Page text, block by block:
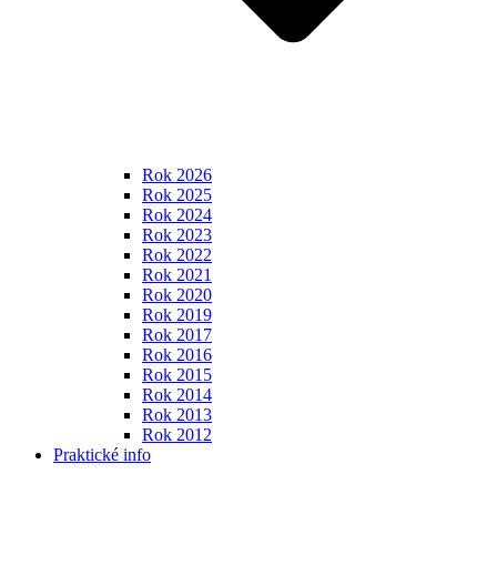
Rok 2026
Rok 2025
Rok 2024
Rok 2023
Rok 2022
Rok 2021
Rok 2020
Rok 2019
Rok 2017
Rok 2016
Rok 2015
Rok 2014
Rok 2013
Rok 2012
Praktické info